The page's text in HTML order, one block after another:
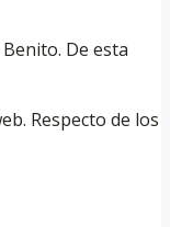
De esta
Respecto de los